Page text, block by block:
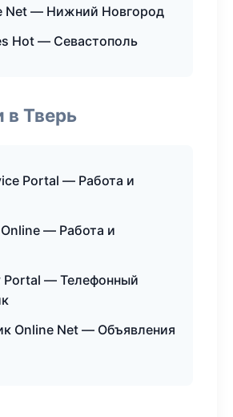
Net — Нижний Новгород
Hot — Севастополь
в Тверь
Portal — Работа и
— Работа и
Portal — Телефонный
Online Net — Объявления